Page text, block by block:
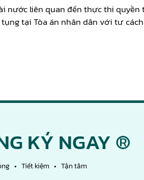
nước liên quan đến thực thi
tại Tòa án nhân dân với tư
KÝ NGAY ®
• Tiết kiệm • Tận tâm